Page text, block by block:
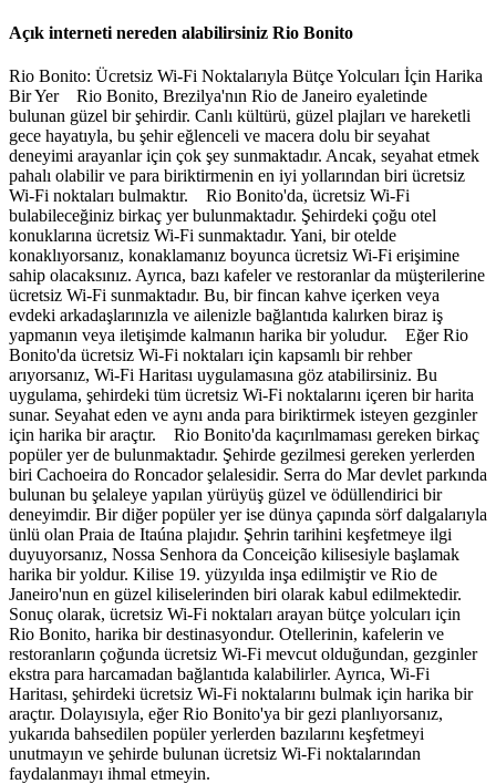
Açık interneti nereden alabilirsiniz Rio Bonito
Rio Bonito: Ücretsiz Wi-Fi Noktalarıyla Bütçe Yolcuları İçin Harika
Bir Yer Rio Bonito, Brezilya'nın Rio de Janeiro eyaletinde
bulunan güzel bir şehirdir. Canlı kültürü, güzel plajları ve hareketli
gece hayatıyla, bu şehir eğlenceli ve macera dolu bir seyahat
deneyimi arayanlar için çok şey sunmaktadır. Ancak, seyahat etmek
pahalı olabilir ve para biriktirmenin en iyi yollarından biri ücretsiz
Wi-Fi noktaları bulmaktır. Rio Bonito'da, ücretsiz Wi-Fi
bulabileceğiniz birkaç yer bulunmaktadır. Şehirdeki çoğu otel
konuklarına ücretsiz Wi-Fi sunmaktadır. Yani, bir otelde
konaklıyorsanız, konaklamanız boyunca ücretsiz Wi-Fi erişimine
sahip olacaksınız. Ayrıca, bazı kafeler ve restoranlar da müşterilerine
ücretsiz Wi-Fi sunmaktadır. Bu, bir fincan kahve içerken veya
evdeki arkadaşlarınızla ve ailenizle bağlantıda kalırken biraz iş
yapmanın veya iletişimde kalmanın harika bir yoludur. Eğer Rio
Bonito'da ücretsiz Wi-Fi noktaları için kapsamlı bir rehber
arıyorsanız, Wi-Fi Haritası uygulamasına göz atabilirsiniz. Bu
uygulama, şehirdeki tüm ücretsiz Wi-Fi noktalarını içeren bir harita
sunar. Seyahat eden ve aynı anda para biriktirmek isteyen gezginler
için harika bir araçtır. Rio Bonito'da kaçırılmaması gereken birkaç
popüler yer de bulunmaktadır. Şehirde gezilmesi gereken yerlerden
biri Cachoeira do Roncador şelalesidir. Serra do Mar devlet parkında
bulunan bu şelaleye yapılan yürüyüş güzel ve ödüllendirici bir
deneyimdir. Bir diğer popüler yer ise dünya çapında sörf dalgalarıyla
ünlü olan Praia de Itaúna plajıdır. Şehrin tarihini keşfetmeye ilgi
duyuyorsanız, Nossa Senhora da Conceição kilisesiyle başlamak
harika bir yoldur. Kilise 19. yüzyılda inşa edilmiştir ve Rio de
Janeiro'nun en güzel kiliselerinden biri olarak kabul edilmektedir.
Sonuç olarak, ücretsiz Wi-Fi noktaları arayan bütçe yolcuları için
Rio Bonito, harika bir destinasyondur. Otellerinin, kafelerin ve
restoranların çoğunda ücretsiz Wi-Fi mevcut olduğundan, gezginler
ekstra para harcamadan bağlantıda kalabilirler. Ayrıca, Wi-Fi
Haritası, şehirdeki ücretsiz Wi-Fi noktalarını bulmak için harika bir
araçtır. Dolayısıyla, eğer Rio Bonito'ya bir gezi planlıyorsanız,
yukarıda bahsedilen popüler yerlerden bazılarını keşfetmeyi
unutmayın ve şehirde bulunan ücretsiz Wi-Fi noktalarından
faydalanmayı ihmal etmeyin.